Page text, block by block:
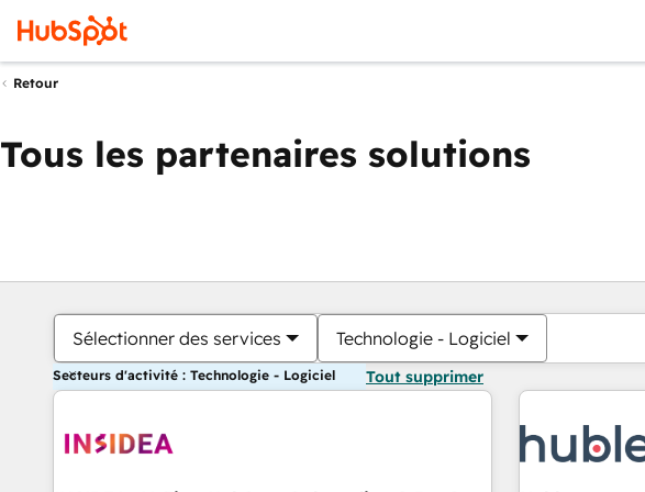
Retour
Tous les partenaires solutions
Sélectionner des services Technologie - Logiciel
Secteurs d'activité : Technologie - Logiciel Tout supprimer
Vous êtes
Page